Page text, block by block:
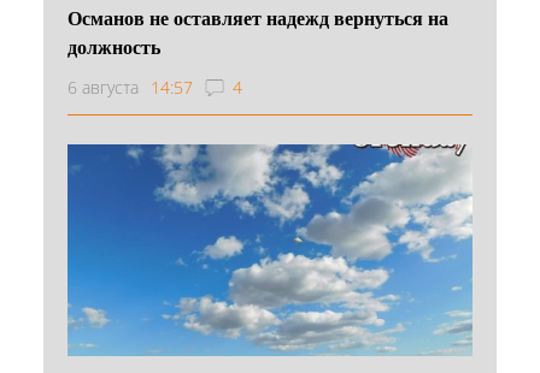
Османов не оставляет надежд вернуться на
должность
6 августа 14:57 4